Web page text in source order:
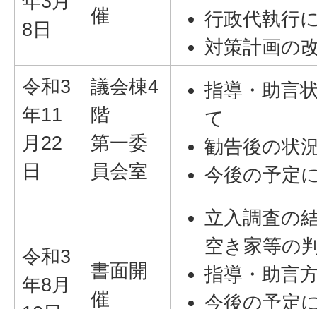
8日
催
行政代執行
対策計画の
令和3
年11
月22
日
議会棟4
階
第一委
員会室
指導・助言
て
勧告後の状
今後の予定
令和3
年8月
書面開
催
立入調査の
空き家等の
指導・助言
今後の予定